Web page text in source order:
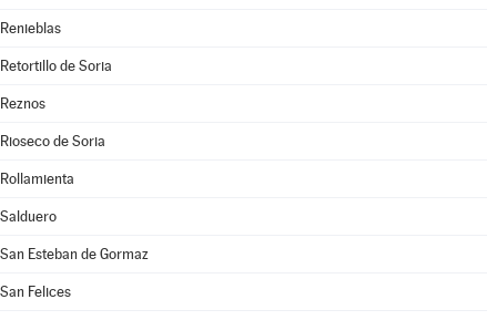
Renieblas
Retortillo de Soria
Reznos
Rioseco de Soria
Rollamienta
Salduero
San Esteban de Gormaz
San Felices